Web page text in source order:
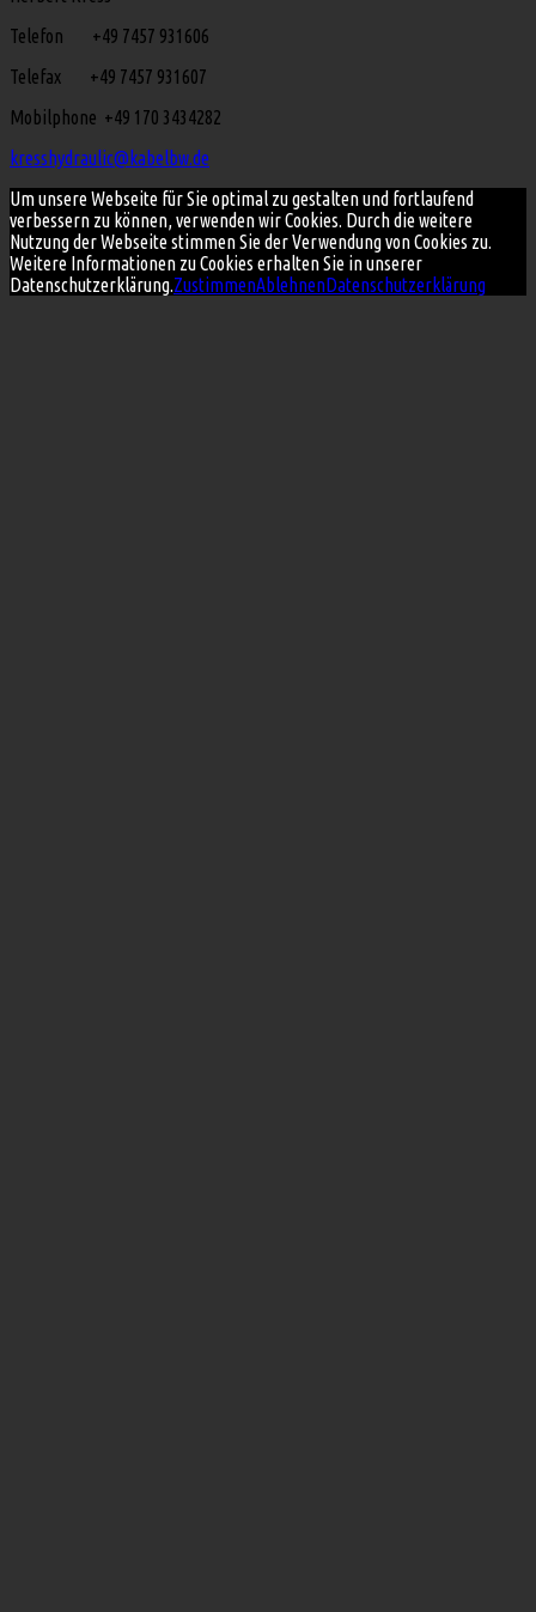
Telefon +49 7457 931606
Telefax +49 7457 931607
Mobilphone +49 170 3434282
kresshydraulic@kabelbw.de
Um unsere Webseite für Sie optimal zu gestalten und fortlaufend
verbessern zu können, verwenden wir Cookies. Durch die weitere
Nutzung der Webseite stimmen Sie der Verwendung von Cookies zu.
Weitere Informationen zu Cookies erhalten Sie in unserer
Datenschutzerklärung.ZustimmenAblehnenDatenschutzerklärung